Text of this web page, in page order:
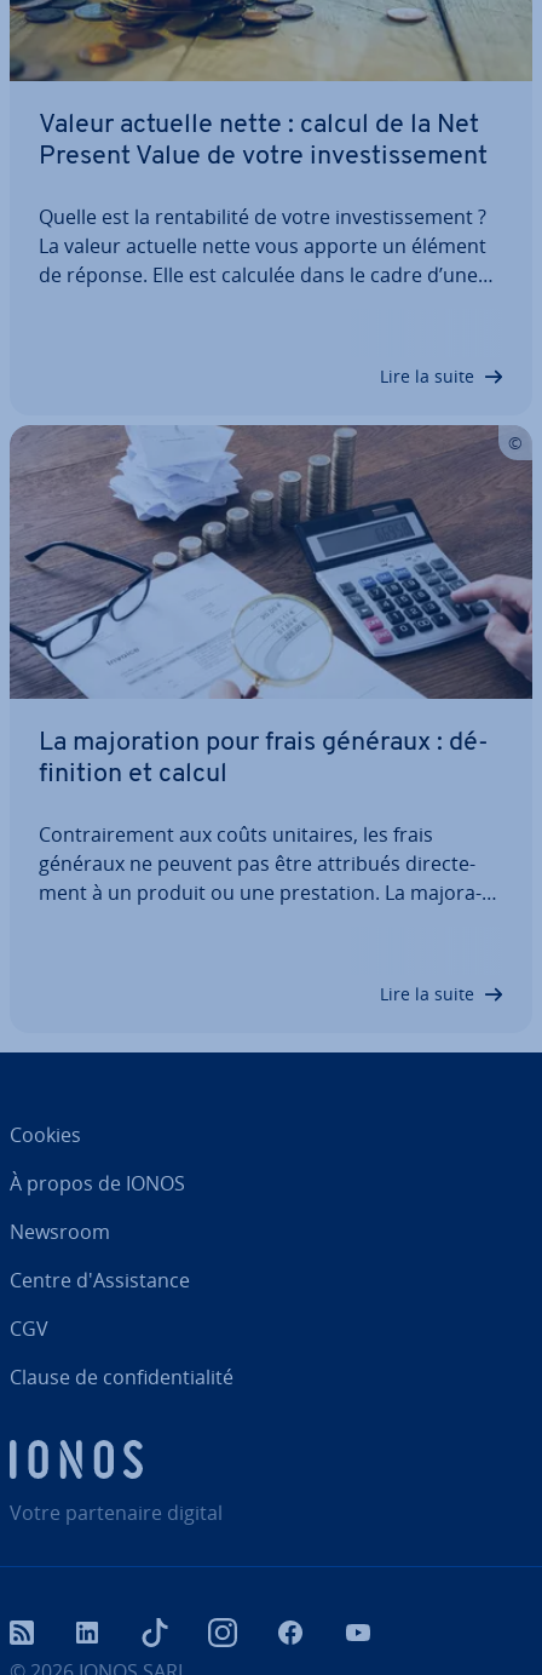
Valeur actuelle nette : calcul de la Net
Present Value de votre in­ves­tis­se­ment
Quelle est la ren­ta­bi­lité de votre in­ves­tis­se­ment ?
La valeur actuelle nette vous apporte un élément
de réponse. Elle est calculée dans le cadre d’une
Lire la suite
La ma­jo­ra­tion pour frais généraux : dé­
fi­ni­tion et calcul
Con­trai­re­ment aux coûts unitaires, les frais
généraux ne peuvent pas être attribués di­rec­te­
ment à un produit ou une pres­ta­tion. La ma­jo­ra­
Lire la suite
Votre par­te­naire digital
Cookies
À propos de IONOS
Newsroom
Centre d'As­sis­tance
CGV
Clause de con­fi­den­tia­lité
RSS LinkedIn tiktok InstagramFacebook